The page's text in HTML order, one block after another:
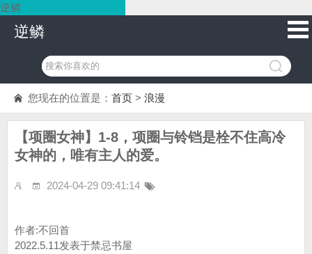
逆鳞
逆鳞
您现在的位置是： 首页 > 浪漫
【项圈女神】1-8，项圈与铃铛是栓不住高冷
女神的，唯有主人的爱。
2024-04-29 09:41:14
作者:不回首
2022.5.11发表于禁忌书屋